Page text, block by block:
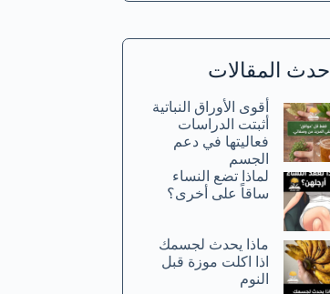
أحدث المقالات
أقوى الأوراق النباتية
أثبتت الدراسات
فعاليتها في دعم
الجسم
لماذا تضع النساء
ساقاً على أخرى؟
ماذا يحدث لجسمك
اذا اكلت موزة قبل
النوم